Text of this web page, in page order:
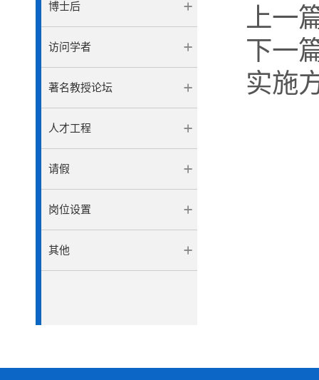
博士后
访问学者
著名教授论坛
人才工程
请假
岗位设置
其他
上一
下一
实施